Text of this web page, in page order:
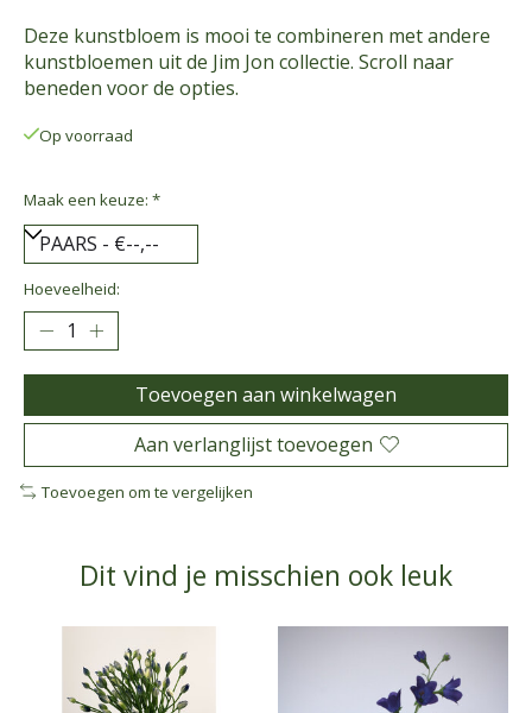
Deze kunstbloem is mooi te combineren met andere
kunstbloemen uit de Jim Jon collectie. Scroll naar
beneden voor de opties.
Op voorraad
Maak een keuze: *
Hoeveelheid:
Toevoegen aan winkelwagen
Aan verlanglijst toevoegen
Toevoegen om te vergelijken
Dit vind je misschien ook leuk